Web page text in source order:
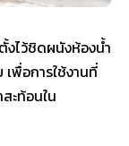
ไว้ชิดผนังห้องน้ำ
พื่อการใช้งานที่
ะท้อนใน